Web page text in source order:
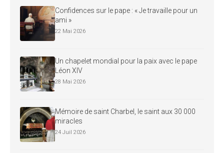
Confidences sur le pape : « Je travaille pour un
ami »
22 Mai 2026
Un chapelet mondial pour la paix avec le pape
Léon XIV
28 Mai 2026
Mémoire de saint Charbel, le saint aux 30 000
miracles
24 Juil 2026